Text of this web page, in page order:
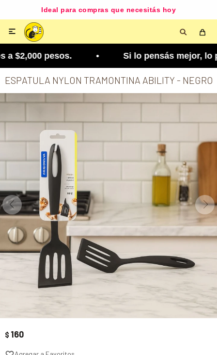
Ideal para compras que necesitás hoy

a $2,000 pesos. • Si lo pensás mejor, lo
ESPATULA NYLON TRAMONTINA ABILITY - NEGRO
$ 160